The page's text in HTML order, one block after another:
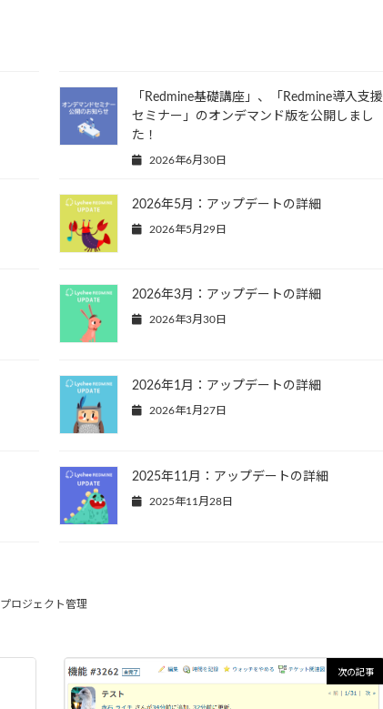
「Redmine基礎講座」、「Redmine導入支援
セミナー」のオンデマンド版を公開しまし
た！
2026年6月30日
2026年5月：アップデートの詳細
2026年5月29日
2026年3月：アップデートの詳細
2026年3月30日
2026年1月：アップデートの詳細
2026年1月27日
2025年11月：アップデートの詳細
2025年11月28日
プロジェクト管理
次の記事